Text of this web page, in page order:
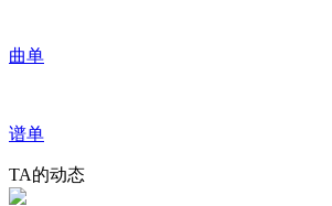
曲单
谱单
TA的动态